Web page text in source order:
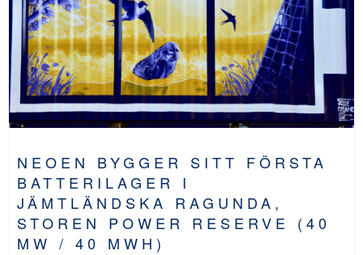
NEOEN BYGGER SITT FÖRSTA
BATTERILAGER I
JÄMTLÄNDSKA RAGUNDA,
STOREN POWER RESERVE (40
MW / 40 MWH)